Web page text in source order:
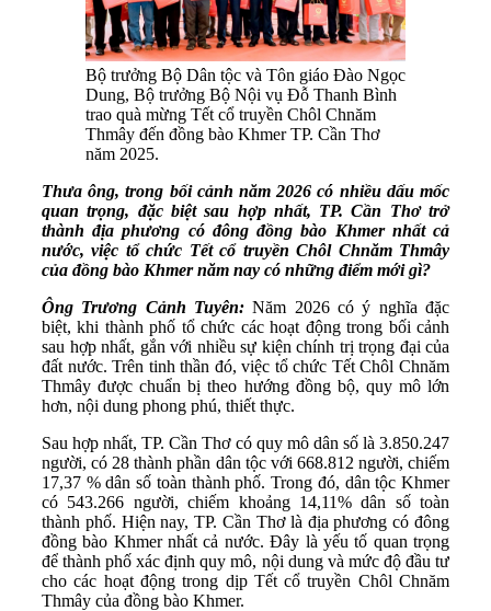
Bộ trưởng Bộ Dân tộc và Tôn giáo Đào Ngọc
Dung, Bộ trưởng Bộ Nội vụ Đỗ Thanh Bình
trao quà mừng Tết cổ truyền Chôl Chnăm
Thmây đến đồng bào Khmer TP. Cần Thơ
năm 2025.
Thưa ông, trong bối cảnh năm 2026 có nhiều dấu mốc
quan trọng, đặc biệt sau hợp nhất, TP. Cần Thơ trở
thành địa phương có đông đồng bào Khmer nhất cả
nước, việc tổ chức Tết cổ truyền Chôl Chnăm Thmây
của đồng bào Khmer năm nay có những điểm mới gì?
Ông Trương Cảnh Tuyên:Năm 2026 có ý nghĩa đặc
biệt, khi thành phố tổ chức các hoạt động trong bối cảnh
sau hợp nhất, gắn với nhiều sự kiện chính trị trọng đại của
đất nước. Trên tinh thần đó, việc tổ chức Tết Chôl Chnăm
Thmây được chuẩn bị theo hướng đồng bộ, quy mô lớn
hơn, nội dung phong phú, thiết thực.
Sau hợp nhất, TP. Cần Thơ có quy mô dân số là 3.850.247
người, có 28 thành phần dân tộc với 668.812 người, chiếm
17,37 % dân số toàn thành phố. Trong đó, dân tộc Khmer
có 543.266 người, chiếm khoảng 14,11% dân số toàn
thành phố. Hiện nay, TP. Cần Thơ là địa phương có đông
đồng bào Khmer nhất cả nước. Đây là yếu tố quan trọng
để thành phố xác định quy mô, nội dung và mức độ đầu tư
cho các hoạt động trong dịp Tết cổ truyền Chôl Chnăm
Thmây của đồng bào Khmer.